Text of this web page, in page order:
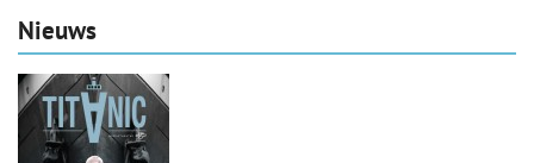
Actueel
Hobby & Vrije tijd
Welzijn & Maatschappij
Nieuws